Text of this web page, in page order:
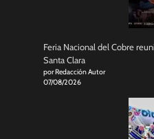
Feria Nacional del Cobre
Santa Clara
por Redacción Autor
07/08/2026